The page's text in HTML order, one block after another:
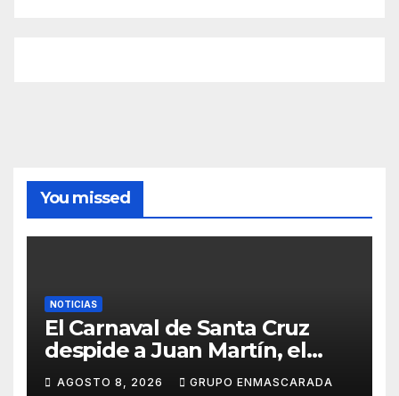
You missed
NOTICIAS
El Carnaval de Santa Cruz
despide a Juan Martín, el
inolvidable «Cristóbal Colón»
AGOSTO 8, 2026 GRUPO ENMASCARADA